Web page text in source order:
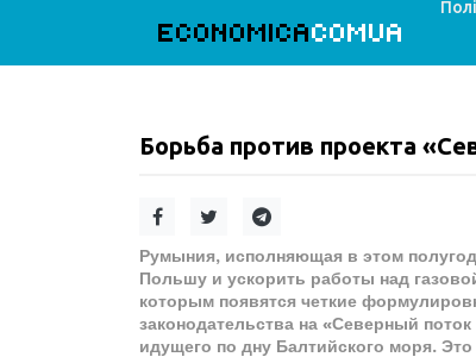
ECONOMICACOMUA
Борьба против проекта
Румыния, исполняющая в этом
Польшу и ускорить работы над
которым появятся четкие
законодательства на «Северный
идущего по дну Балтийского моря.